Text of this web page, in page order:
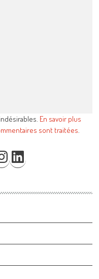
En savoir plus
sont traitées